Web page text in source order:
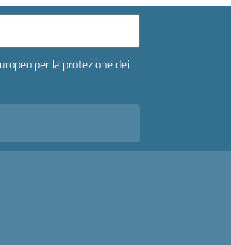
per la protezione dei